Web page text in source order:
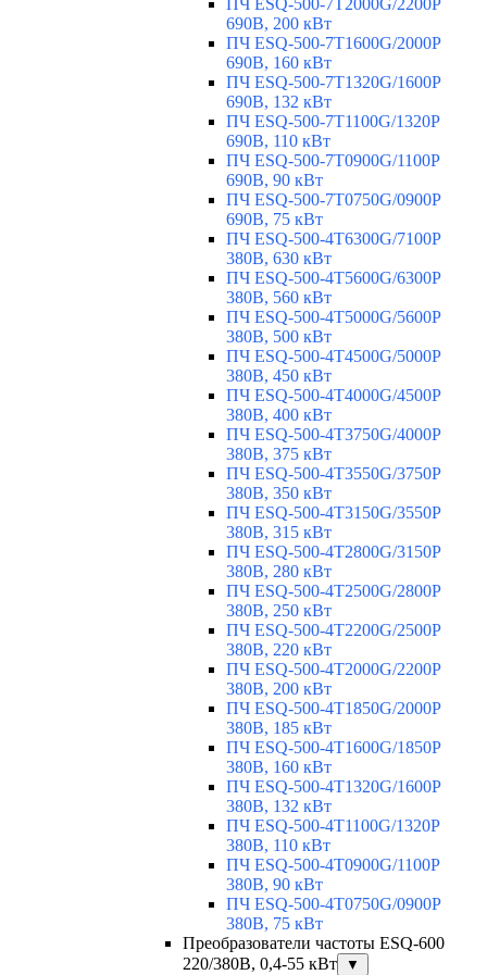
ПЧ ESQ-500-7T2000G/2200P
690В, 200 кВт
ПЧ ESQ-500-7T1600G/2000P
690В, 160 кВт
ПЧ ESQ-500-7T1320G/1600P
690В, 132 кВт
ПЧ ESQ-500-7T1100G/1320P
690В, 110 кВт
ПЧ ESQ-500-7T0900G/1100P
690В, 90 кВт
ПЧ ESQ-500-7T0750G/0900P
690В, 75 кВт
ПЧ ESQ-500-4T6300G/7100P
380В, 630 кВт
ПЧ ESQ-500-4T5600G/6300P
380В, 560 кВт
ПЧ ESQ-500-4T5000G/5600P
380В, 500 кВт
ПЧ ESQ-500-4T4500G/5000P
380В, 450 кВт
ПЧ ESQ-500-4T4000G/4500P
380В, 400 кВт
ПЧ ESQ-500-4T3750G/4000P
380В, 375 кВт
ПЧ ESQ-500-4T3550G/3750P
380В, 350 кВт
ПЧ ESQ-500-4T3150G/3550P
380В, 315 кВт
ПЧ ESQ-500-4T2800G/3150P
380В, 280 кВт
ПЧ ESQ-500-4T2500G/2800P
380В, 250 кВт
ПЧ ESQ-500-4T2200G/2500P
380В, 220 кВт
ПЧ ESQ-500-4T2000G/2200P
380В, 200 кВт
ПЧ ESQ-500-4T1850G/2000P
380В, 185 кВт
ПЧ ESQ-500-4T1600G/1850P
380В, 160 кВт
ПЧ ESQ-500-4T1320G/1600P
380В, 132 кВт
ПЧ ESQ-500-4T1100G/1320P
380В, 110 кВт
ПЧ ESQ-500-4T0900G/1100P
380В, 90 кВт
ПЧ ESQ-500-4T0750G/0900P
380В, 75 кВт
Преобразователи частоты ESQ-600
220/380В, 0,4-55 кВт
▼